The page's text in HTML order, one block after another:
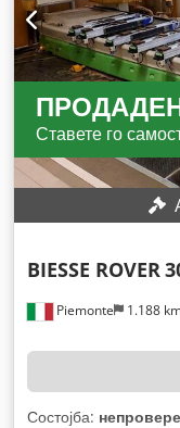
Ставете го
Piemonte 1.188
BIESSE ROVER
Состојба: